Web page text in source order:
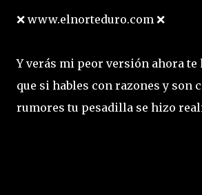
❌ www.elnorteduro.com ❌
Y verás mi peor versión ahora
que si hables con razones y son
rumores tu pesadilla se hizo